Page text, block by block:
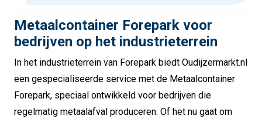
Metaalcontainer Forepark voor
bedrijven op het industrieterrein
In het industrieterrein van Forepark biedt Oudijzermarkt.nl
een gespecialiseerde service met de Metaalcontainer
Forepark, speciaal ontwikkeld voor bedrijven die
regelmatig metaalafval produceren. Of het nu gaat om